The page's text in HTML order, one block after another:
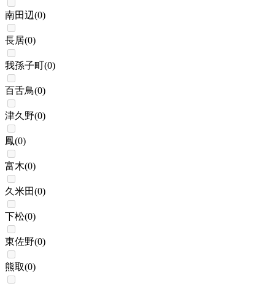
南田辺(0)
長居(0)
我孫子町(0)
百舌鳥(0)
津久野(0)
鳳(0)
富木(0)
久米田(0)
下松(0)
東佐野(0)
熊取(0)